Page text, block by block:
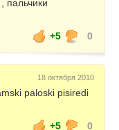
пальчики
+5
0
18 октября 2010
paloski pisiredi
+5 0